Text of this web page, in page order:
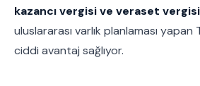
kazancı vergisi ve veraset vergisi
uluslararası varlık planlaması
ciddi avantaj sağlıyor.